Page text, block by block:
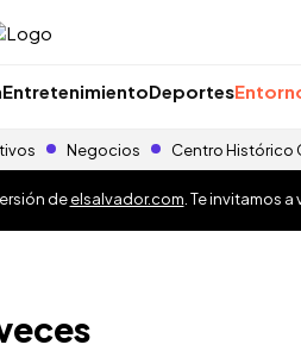
EntretenimientoDeportes
Negocios Centro Histórico
deelsalvador.com . Te invitamos